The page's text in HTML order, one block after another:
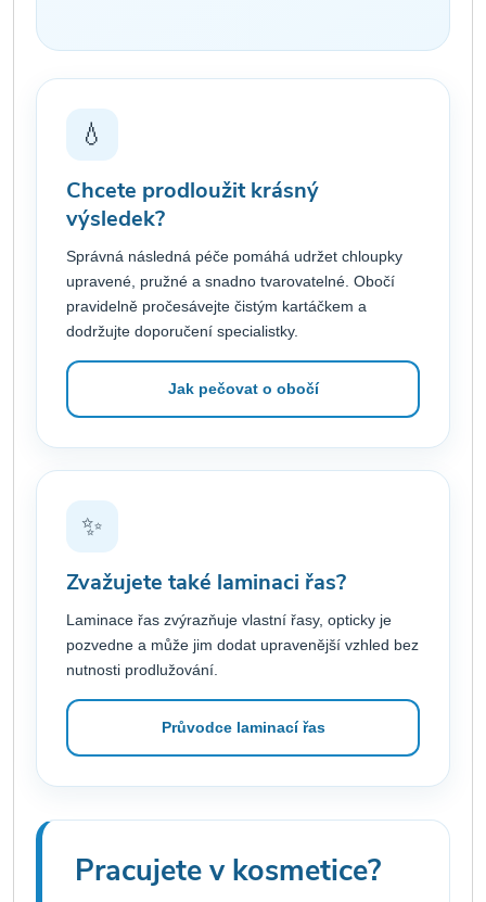
💧
Chcete prodloužit krásný
výsledek?
Správná následná péče pomáhá udržet chloupky
upravené, pružné a snadno tvarovatelné. Obočí
pravidelně pročesávejte čistým kartáčkem a
dodržujte doporučení specialistky.
Jak pečovat o obočí
✨
Zvažujete také laminaci řas?
Laminace řas zvýrazňuje vlastní řasy, opticky je
pozvedne a může jim dodat upravenější vzhled bez
nutnosti prodlužování.
Průvodce laminací řas
Pracujete v kosmetice?